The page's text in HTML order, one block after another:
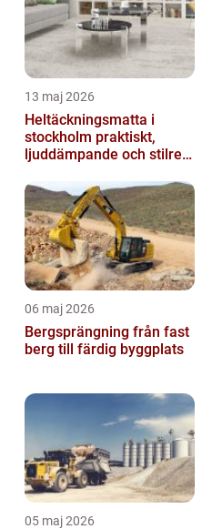
13 maj 2026
Heltäckningsmatta i
stockholm praktiskt,
ljuddämpande och stilrent
06 maj 2026
Bergsprängning från fast
berg till färdig byggplats
05 maj 2026